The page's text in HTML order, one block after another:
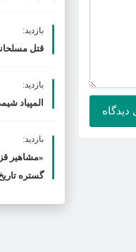
بازدید:
قتل
بازدید:
المپیاد
بازدید:
«مشاهیر
گستره